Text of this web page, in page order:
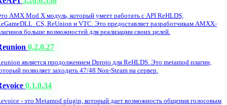
AMX Mod X модуль, который умеет работать с API ReHLDS,
ReUnion и VTC. Это предоставляет разработчикам AMXX-
больше возможностей для реализации своих целей.
0.2.0.27
является продолжением Dproto для ReHLDS. Это metamod плагин,
позволяет заходить 47/48 Non-Steam на сервер.
0.1.0.34
- это Metamod plugin, который дает возможность общения голосовым